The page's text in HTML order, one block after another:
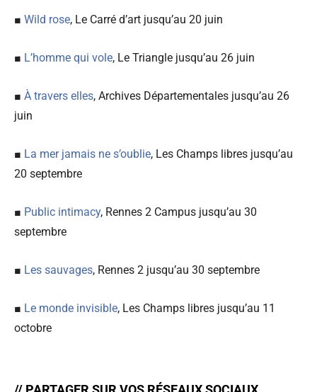
■ Wild rose, Le Carré d’art jusqu’au 20 juin
■ L’homme qui vole, Le Triangle jusqu’au 26 juin
■ À travers elles, Archives Départementales jusqu’au 26
juin
■ La mer jamais ne s’oublie, Les Champs libres jusqu’au
20 septembre
■ Public intimacy, Rennes 2 Campus jusqu’au 30
septembre
■ Les sauvages, Rennes 2 jusqu’au 30 septembre
■ Le monde invisible, Les Champs libres jusqu’au 11
octobre